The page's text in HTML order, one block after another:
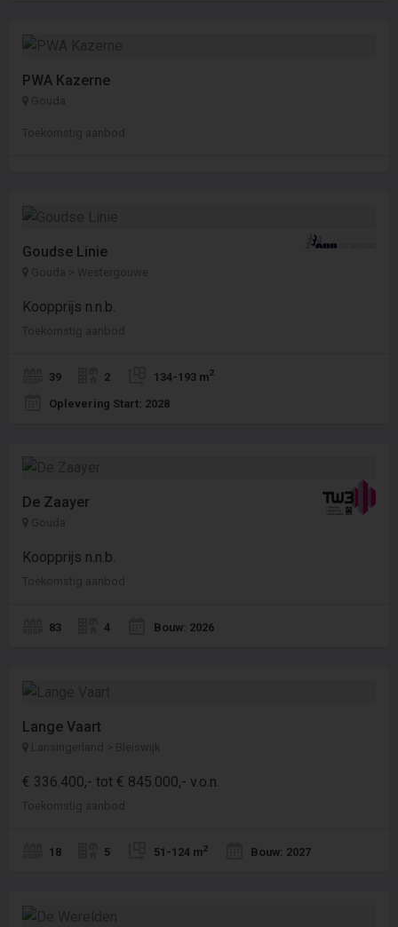
PWA Kazerne
Gouda
Toekomstig aanbod
Goudse Linie
Gouda > Westergouwe
Koopprijs n.n.b.
Toekomstig aanbod
39 2 134-193 m2
Oplevering Start: 2028
De Zaayer
Gouda
Koopprijs n.n.b.
Toekomstig aanbod
83 4 Bouw: 2026
Lange Vaart
Lansingerland > Bleiswijk
€ 336.400,- tot € 845.000,- v.o.n.
Toekomstig aanbod
18 5 51-124 m2 Bouw: 2027